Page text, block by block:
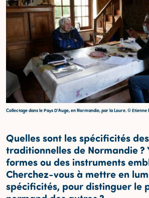
Collectage dans le Pays D'Auge, en Normandie, par la Loure. © Etienne
Quelles sont les spécificités
traditionnelles de Normandie
formes ou des instruments
Cherchez-vous à mettre en
spécificités, pour distinguer le